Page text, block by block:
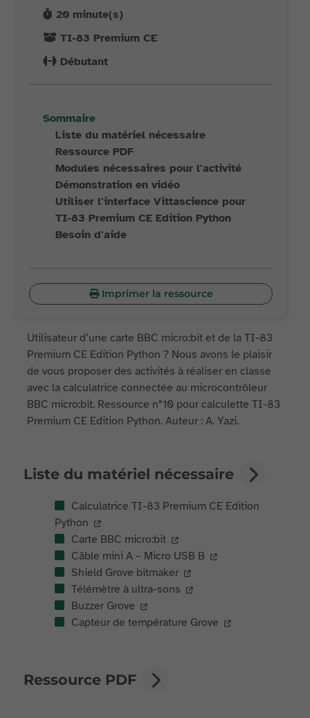
20 minute(s)
TI-83 Premium CE
Débutant
Sommaire
Liste du matériel nécessaire
Ressource PDF
Modules nécessaires pour l'activité
Démonstration en vidéo
Utiliser l'interface Vittascience pour
TI-83 Premium CE Edition Python
Besoin d'aide
Imprimer la ressource
Utilisateur d’une carte BBC micro:bit et de la TI-83
Premium CE Edition Python ? Nous avons le plaisir
de vous proposer des activités à réaliser en classe
avec la calculatrice connectée au microcontrôleur
BBC micro:bit. Ressource n°10 pour calculette TI-83
Premium CE Edition Python. Auteur : A. Yazi.
Liste du matériel nécessaire
Calculatrice TI-83 Premium CE Edition
Python
Carte BBC micro:bit
Câble mini A – Micro USB B
Shield Grove bitmaker
Télémètre à ultra-sons
Buzzer Grove
Capteur de température Grove
Ressource PDF